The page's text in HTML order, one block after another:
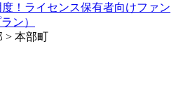
！ライセンス保有者向けファン
ン）
> 本部町